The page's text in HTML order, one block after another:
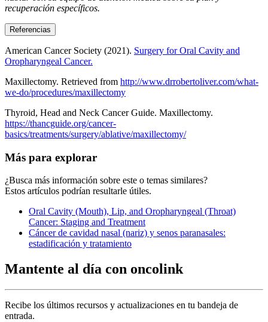
recuperación específicos.
Referencias
American Cancer Society (2021). Surgery for Oral Cavity and
Oropharyngeal Cancer.
Maxillectomy. Retrieved from http://www.drrobertoliver.com/what-
we-do/procedures/maxillectomy
Thyroid, Head and Neck Cancer Guide. Maxillectomy.
https://thancguide.org/cancer-
basics/treatments/surgery/ablative/maxillectomy/
Más para explorar
¿Busca más información sobre este o temas similares?
Estos artículos podrían resultarle útiles.
Oral Cavity (Mouth), Lip, and Oropharyngeal (Throat)
Cancer: Staging and Treatment
Cáncer de cavidad nasal (nariz) y senos paranasales:
estadificación y tratamiento
Mantente al día con oncolink
Recibe los últimos recursos y actualizaciones en tu bandeja de
entrada.